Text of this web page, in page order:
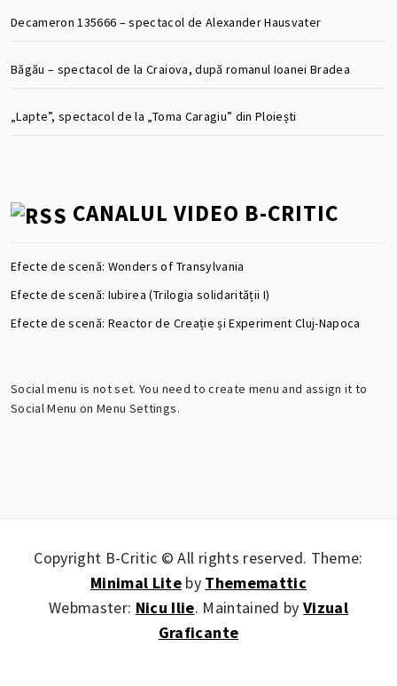
Decameron 135666 – spectacol de Alexander Hausvater
Băgău – spectacol de la Craiova, după romanul Ioanei Bradea
„Lapte”, spectacol de la „Toma Caragiu” din Ploiești
CANALUL VIDEO B-CRITIC
Efecte de scenă: Wonders of Transylvania
Efecte de scenă: Iubirea (Trilogia solidarității I)
Efecte de scenă: Reactor de Creație și Experiment Cluj-Napoca
Social menu is not set. You need to create menu and assign it to
Social Menu on Menu Settings.
Copyright B-Critic © All rights reserved. Theme:
Minimal Liteby Thememattic
Webmaster: Nicu Ilie. Maintained byVizual
Graficante